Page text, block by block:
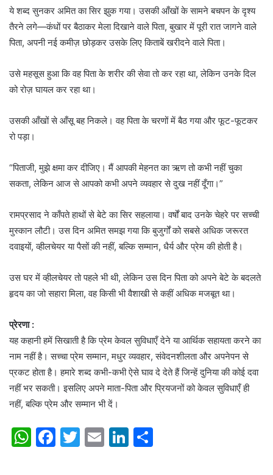
ये शब्द सुनकर अमित का सिर झुक गया। उसकी आँखों के सामने बचपन के दृश्य
तैरने लगे—कंधों पर बैठाकर मेला दिखाने वाले पिता, बुखार में पूरी रात जागने वाले
पिता, अपनी नई कमीज़ छोड़कर उसके लिए किताबें खरीदने वाले पिता।
उसे महसूस हुआ कि वह पिता के शरीर की सेवा तो कर रहा था, लेकिन उनके दिल
को रोज़ घायल कर रहा था।
उसकी आँखों से आँसू बह निकले। वह पिता के चरणों में बैठ गया और फूट-फूटकर
रो पड़ा।
“पिताजी, मुझे क्षमा कर दीजिए। मैं आपकी मेहनत का ऋण तो कभी नहीं चुका
सकता, लेकिन आज से आपको कभी अपने व्यवहार से दुख नहीं दूँगा।”
रामप्रसाद ने काँपते हाथों से बेटे का सिर सहलाया। वर्षों बाद उनके चेहरे पर सच्ची
मुस्कान लौटी। उस दिन अमित समझ गया कि बुजुर्गों को सबसे अधिक जरूरत
दवाइयों, व्हीलचेयर या पैसों की नहीं, बल्कि सम्मान, धैर्य और प्रेम की होती है।
उस घर में व्हीलचेयर तो पहले भी थी, लेकिन उस दिन पिता को अपने बेटे के बदलते
हृदय का जो सहारा मिला, वह किसी भी वैशाखी से कहीं अधिक मजबूत था।
प्रेरणा :
यह कहानी हमें सिखाती है कि प्रेम केवल सुविधाएँ देने या आर्थिक सहायता करने का
नाम नहीं है। सच्चा प्रेम सम्मान, मधुर व्यवहार, संवेदनशीलता और अपनेपन से
प्रकट होता है। हमारे शब्द कभी-कभी ऐसे घाव दे देते हैं जिन्हें दुनिया की कोई दवा
नहीं भर सकती। इसलिए अपने माता-पिता और प्रियजनों को केवल सुविधाएँ ही
नहीं, बल्कि प्रेम और सम्मान भी दें।
W F
T
E
Li